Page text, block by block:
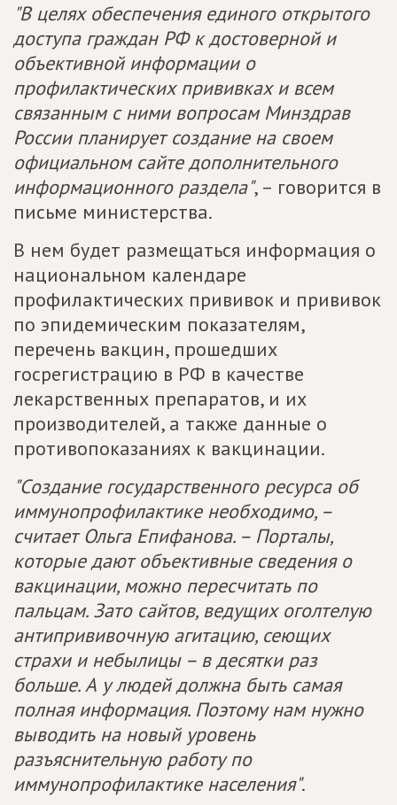
"В целях обеспечения единого открытого
доступа граждан РФ к достоверной и
объективной информации о
профилактических прививках и всем
связанным с ними вопросам Минздрав
России планирует создание на своем
официальном сайте дополнительного
информационного раздела", – говорится в
письме министерства.
В нем будет размещаться информация о
национальном календаре
профилактических прививок и прививок
по эпидемическим показателям,
перечень вакцин, прошедших
госрегистрацию в РФ в качестве
лекарственных препаратов, и их
производителей, а также данные о
противопоказаниях к вакцинации.
"Создание государственного ресурса об
иммунопрофилактике необходимо, –
считает Ольга Епифанова. – Порталы,
которые дают объективные сведения о
вакцинации, можно пересчитать по
пальцам. Зато сайтов, ведущих оголтелую
антипрививочную агитацию, сеющих
страхи и небылицы – в десятки раз
больше. А у людей должна быть самая
полная информация. Поэтому нам нужно
выводить на новый уровень
разъяснительную работу по
иммунопрофилактике населения".